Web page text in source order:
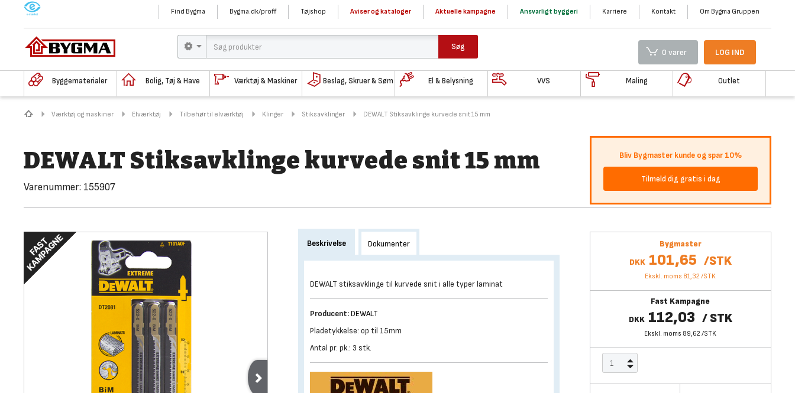
M Find Bygma Bygma.dk/proff Tøjshop Aviser og kataloger Aktuelle kampagne Ansvarligt byggeri Karriere Kontakt Om Bygma Gruppen
Søg
0 varer LOG IND
Byggematerialer Bolig, Tøj & Have Værktøj & Maskiner Beslag, Skruer & Søm El & Belysning VVS Maling Outlet
Værktøj og maskiner Elværktøj Tilbehør til elværktøj Klinger Stiksavklinger DEWALT Stiksavklinge kurvede snit 15 mm
DEWALT Stiksavklinge kurvede snit 15 mm
Varenummer: 155907
Bliv Bygmaster kunde og spar 10%
Tilmeld dig gratis i dag
Bygmaster
DKK 101,65 /STK
Ekskl. moms 81,32 /STK
Fast Kampagne
DKK 112,03 /STK
Ekskl. moms 89,62 /STK
Beskrivelse Dokumenter
DEWALT stiksavklinge til kurvede snit i alle typer laminat
Producent:DEWALT
Pladetykkelse: op til 15mm
Antal pr. pk.: 3 stk.